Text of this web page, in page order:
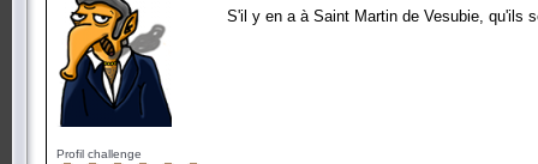
Profil challenge
S'il y en a à Saint Martin de Vesubie, qu'ils